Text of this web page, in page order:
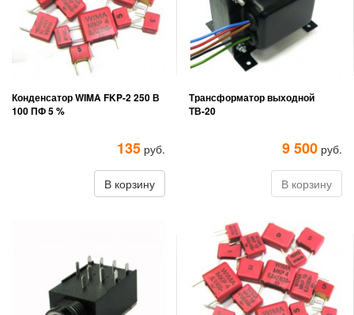
Конденсатор WIMA FKP-2 250 В
100 ПФ 5 %
135 руб.
В корзину
Трансформатор выходной
ТВ-20
9 500 руб.
В корзину